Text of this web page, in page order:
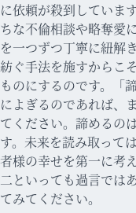
依頼が殺到していま
な不倫相談や略奪愛
一つずつ丁寧に紐解
ぐ手法を施すからこ
のにするのです。「
よぎるのであれば、
ください。諦めるの
。未来を読み取って
様の幸せを第一に考
といっても過言では
みてください。